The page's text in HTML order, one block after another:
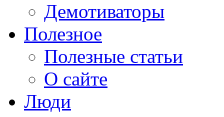
Демотиваторы
Полезное
Полезные статьи
О сайте
Люди